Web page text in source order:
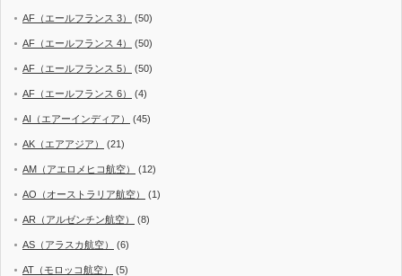
AF（エールフランス 3） (50)
AF（エールフランス 4） (50)
AF（エールフランス 5） (50)
AF（エールフランス 6） (4)
AI（エアーインディア） (45)
AK（エアアジア） (21)
AM（アエロメヒコ航空） (12)
AO（オーストラリア航空） (1)
AR（アルゼンチン航空） (8)
AS（アラスカ航空） (6)
AT（モロッコ航空） (5)